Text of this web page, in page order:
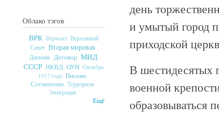
Облако тэгов
ВРК Вермахт Верховный
Совет Вторая мировая
Дневник Договор МИД
СССР НКВД ОУН Октябрь
1917 года Письмо
Соглашение Терроризм
Эмиграция
Ещё
день
и умытый город
приходской
В шестидесятых
военной
образовываться